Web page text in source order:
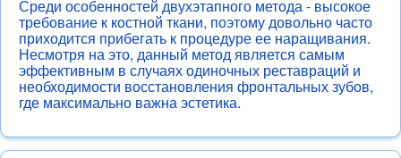
Среди особенностей двухэтапного метода - высокое
требование к костной ткани, поэтому довольно часто
приходится прибегать к процедуре ее наращивания.
Несмотря на это, данный метод является самым
эффективным в случаях одиночных реставраций и
необходимости восстановления фронтальных зубов,
где максимально важна эстетика.